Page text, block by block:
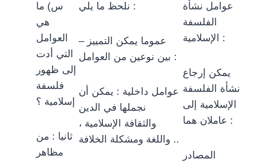
س) ما
هي
العوامل
التي أدت
إلى ظهور
فلسفة
إسلامية ؟
ثانيا : من
مظاهر
نلحظ ما يلي :
– عموما يمكن التمييز
بين نوعين من العوامل :
عوامل داخلية : يمكن أن
نجملها في الدين
والثقافة الإسلامية ،
واللغة ومشكلة الخلافة ..
عوامل نشأة
الفلسفة
الإسلامية :
يمكن إرجاع
نشأة الفلسفة
الإسلامية إلى
عاملان هما :
المصادر